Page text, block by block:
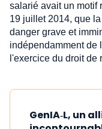
salarié avait un motif
19 juillet 2014, que
danger grave et
indépendamment de
l'exercice du droit de
GenIA‑L, un